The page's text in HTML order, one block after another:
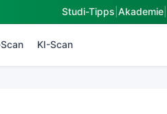
Studi-Tipps Akademie
KI-Scan